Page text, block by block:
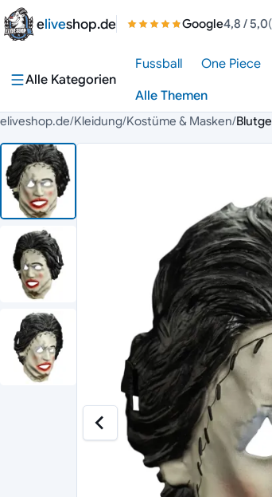
Zum Inhalt springen
eliveshop.de Google4,8 / 5,0
Alle Kategorien
Fussball One Piece
Alle Themen
eliveshop.de/Kleidung/Kostüme & Masken/